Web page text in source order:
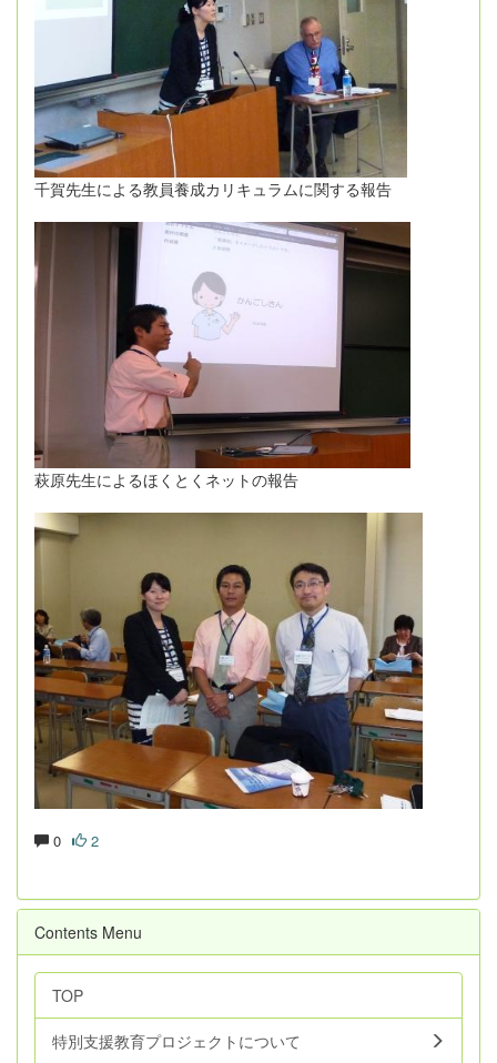
千賀先生による教員養成カリキュラムに関する報告
萩原先生によるほくとくネットの報告
0 2
Contents Menu
TOP
特別支援教育プロジェクトについて